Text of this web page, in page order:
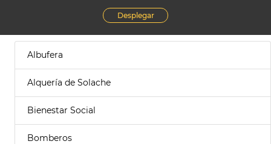
Desplegar
Albufera
Alquería de Solache
Bienestar Social
Bomberos